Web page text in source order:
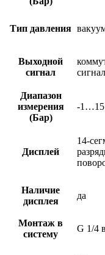
Тип давления
Выходной
сигнал
сигнал
Диапазон
измерения
(Бар)
-1…15
Дисплей
14-
Наличие
дисплея
да
Монтаж в
систему
G 1/4